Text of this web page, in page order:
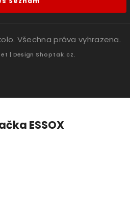
. Všechna práva vyhrazena.
| Design Shoptak.cz.
ESSOX